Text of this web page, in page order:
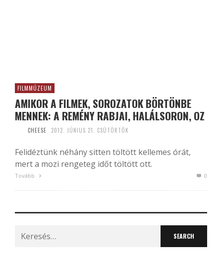
FILMMÚZEUM
AMIKOR A FILMEK, SOROZATOK BÖRTÖNBE
MENNEK: A REMÉNY RABJAI, HALÁLSORON, OZ
CHEESE 2012. JÚNIUS 21. CSÜTÖRTÖK
Felidéztünk néhány sitten töltött kellemes órát,
mert a mozi rengeteg időt töltött ott.
Tovább 0
Search
for: